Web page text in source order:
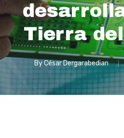
Tierra
By César Dergarabedian